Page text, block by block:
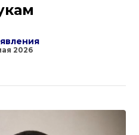
2026